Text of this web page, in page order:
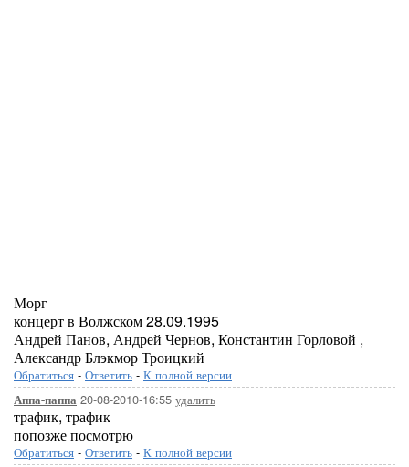
Морг
концерт в Волжском 28.09.1995
Андрей Панов, Андрей Чернов, Константин Горловой ,
Александр Блэкмор Троицкий
Обратиться - Ответить - К полной версии
Аппа-паппа 20-08-2010-16:55 удалить
трафик, трафик
попозже посмотрю
Обратиться - Ответить - К полной версии